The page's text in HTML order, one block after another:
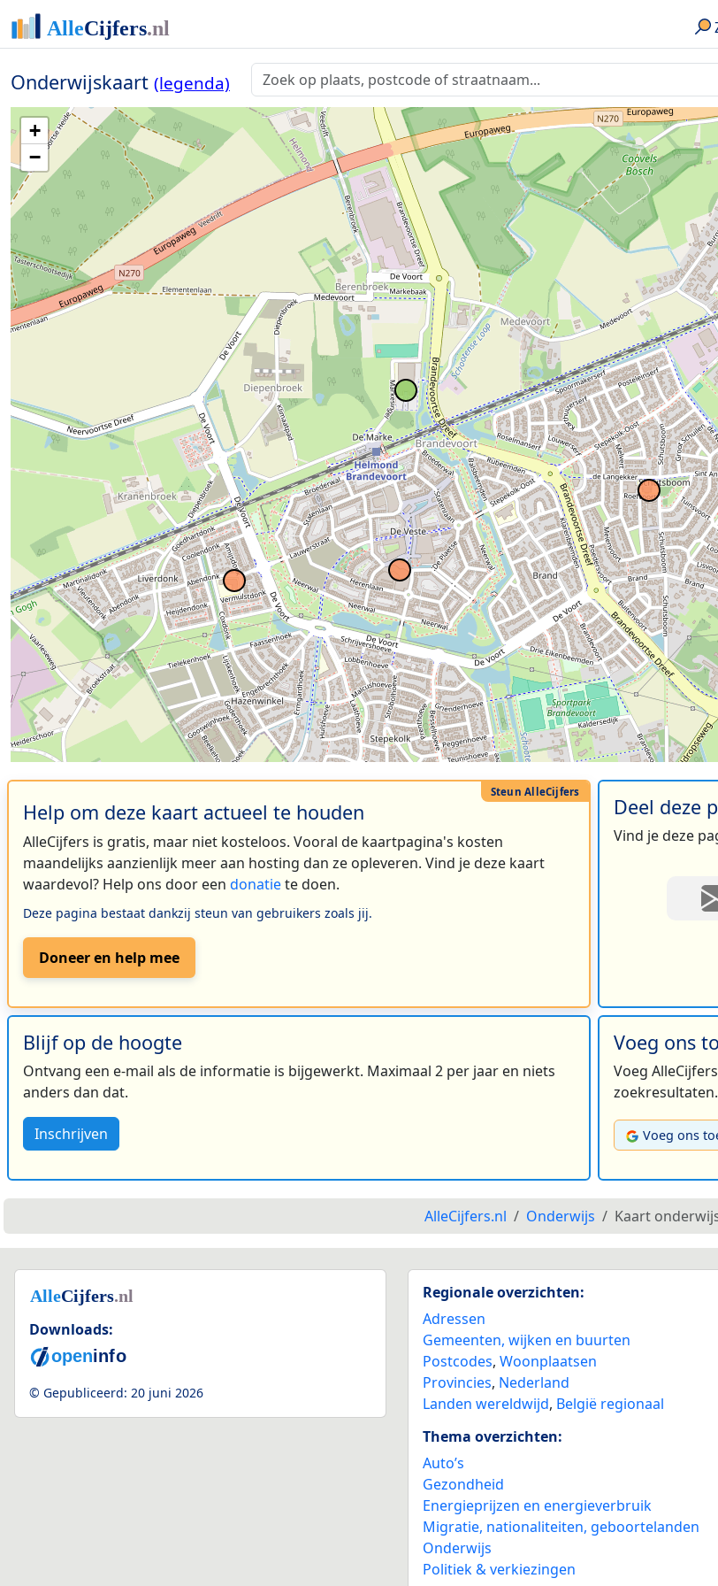
Onderwijskaart (legenda)
+
−
Help om deze kaart actueel te houden
AlleCijfers is gratis, maar niet kosteloos. Vooral de kaartpagina's kosten
maandelijks aanzienlijk meer aan hosting dan ze opleveren. Vind je deze kaart
waardevol? Help ons door een donatiete doen.
Deze pagina bestaat dankzij steun van gebruikers zoals jij.
Doneer en help mee
Deel deze
Vind je deze
Blijf op de hoogte
Ontvang een e-mail als de informatie is bijgewerkt. Maximaal 2 per jaar en niets
anders dan dat.
Inschrijven
Voeg ons
Voeg
zoekresultaten.
Voeg ons
AlleCijfers.nl Onderwijs Kaart
Downloads:
© Gepubliceerd: 20 juni 2026
Regionale overzichten:
Adressen
Gemeenten, wijken en buurten
Postcodes,Woonplaatsen
Provincies, Nederland
Landen wereldwijd, België regionaal
Thema overzichten:
Auto’s
Gezondheid
Energieprijzen en energieverbruik
Migratie, nationaliteiten, geboortelanden
Onderwijs
Politiek & verkiezingen